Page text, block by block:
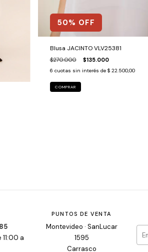
50% OFF
Blusa JACINTO VLV25381
$270.000 $135.000
6 cuotas sin interés de $ 22.500,00
COMPRAR
a
PUNTOS DE VENTA
Montevideo · SanLucar
1595
Carrasco